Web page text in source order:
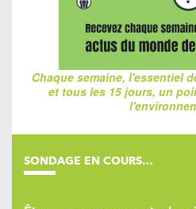
Chaque semaine, l'essentiel
et tous les 15 jours, un
SONDAGE EN COURS…